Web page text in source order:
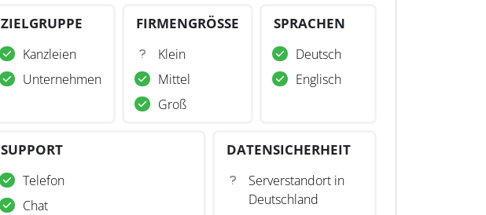
ZIELGRUPPE
Kanzleien
Unternehmen
FIRMENGRÖSSE
Klein
Mittel
Groß
SPRACHEN
Deutsch
Englisch
SUPPORT
Telefon
Chat
DATENSICHERHEIT
Serverstandort in
Deutschland